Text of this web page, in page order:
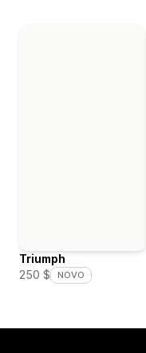
Triumph
250 $
NOVO